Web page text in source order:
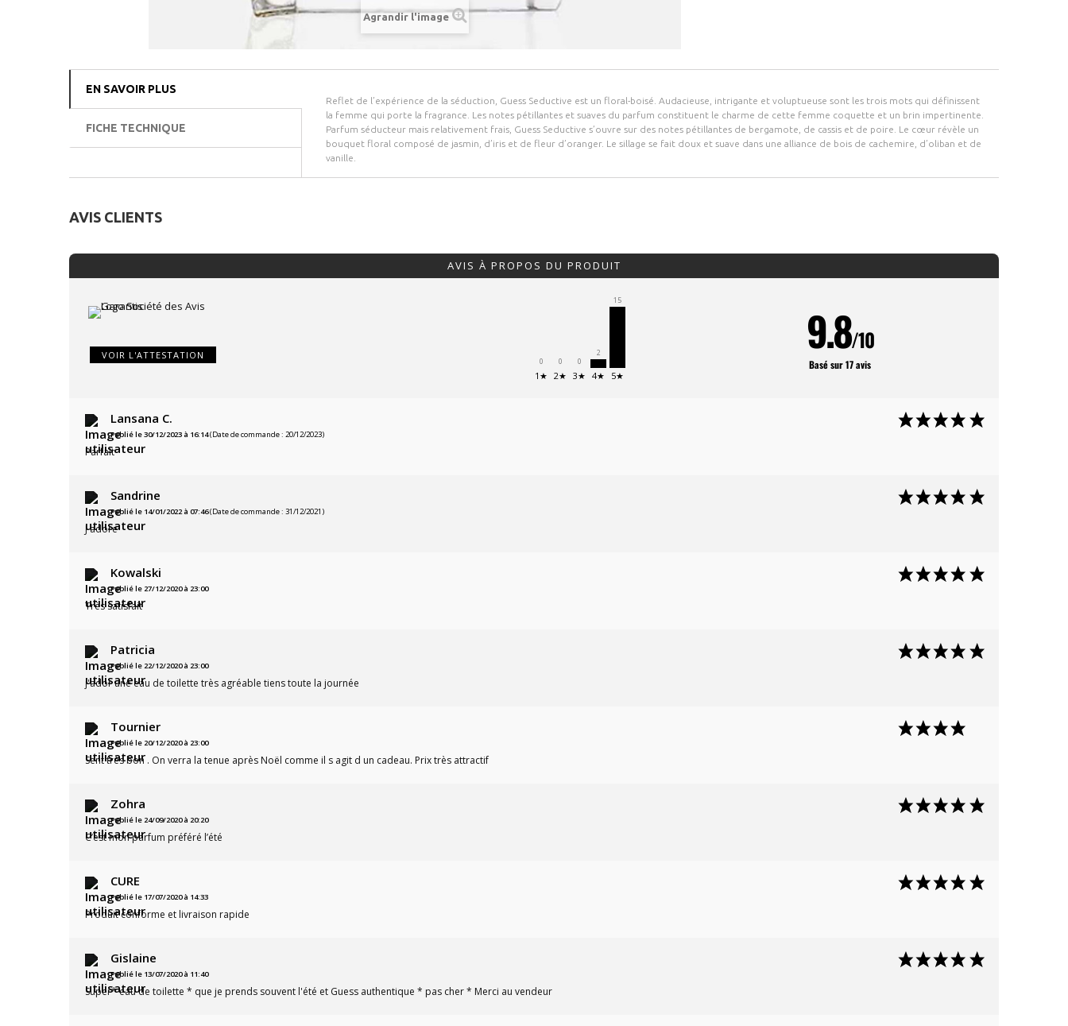
Agrandir l'image
EN SAVOIR PLUS
FICHE TECHNIQUE
Reflet de l’expérience de la séduction, Guess Seductive est un floral-boisé. Audacieuse, intrigante et voluptueuse sont les trois mots qui définissent
la femme qui porte la fragrance. Les notes pétillantes et suaves du parfum constituent le charme de cette femme coquette et un brin impertinente.
Parfum séducteur mais relativement frais, Guess Seductive s’ouvre sur des notes pétillantes de bergamote, de cassis et de poire. Le cœur révèle un
bouquet floral composé de jasmin, d’iris et de fleur d’oranger. Le sillage se fait doux et suave dans une alliance de bois de cachemire, d’oliban et de
vanille.
AVIS CLIENTS
AVIS À PROPOS DU PRODUIT
VOIR L'ATTESTATION
0
1★
0
2★
0
3★
2
4★
15
5★
9.8/10
Basé sur 17 avis
Lansana C.
Publié le 30/12/2023 à 16:14(Date de commande : 20/12/2023)
Parfait
Sandrine
Publié le 14/01/2022 à 07:46(Date de commande : 31/12/2021)
J adore
Kowalski
Publié le 27/12/2020 à 23:00
Très satisfait
Patricia
Publié le 22/12/2020 à 23:00
j'ador une eau de toilette très agréable tiens toute la journée
Tournier
Publié le 20/12/2020 à 23:00
Sent très bon . On verra la tenue après Noël comme il s agit d un cadeau. Prix très attractif
Zohra
Publié le 24/09/2020 à 20:20
C’est mon parfum préféré l’été
CURE
Publié le 17/07/2020 à 14:33
Produit conforme et livraison rapide
Gislaine
Publié le 13/07/2020 à 11:40
Super* eau de toilette * que je prends souvent l'été et Guess authentique * pas cher * Merci au vendeur